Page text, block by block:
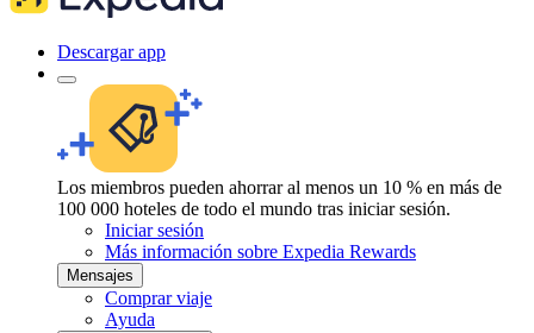
Descargar app
Los miembros pueden ahorrar al menos un 10 % en más de
100 000 hoteles de todo el mundo tras iniciar sesión.
Iniciar sesión
Más información sobre Expedia Rewards
Mensajes
Comprar viaje
Ayuda